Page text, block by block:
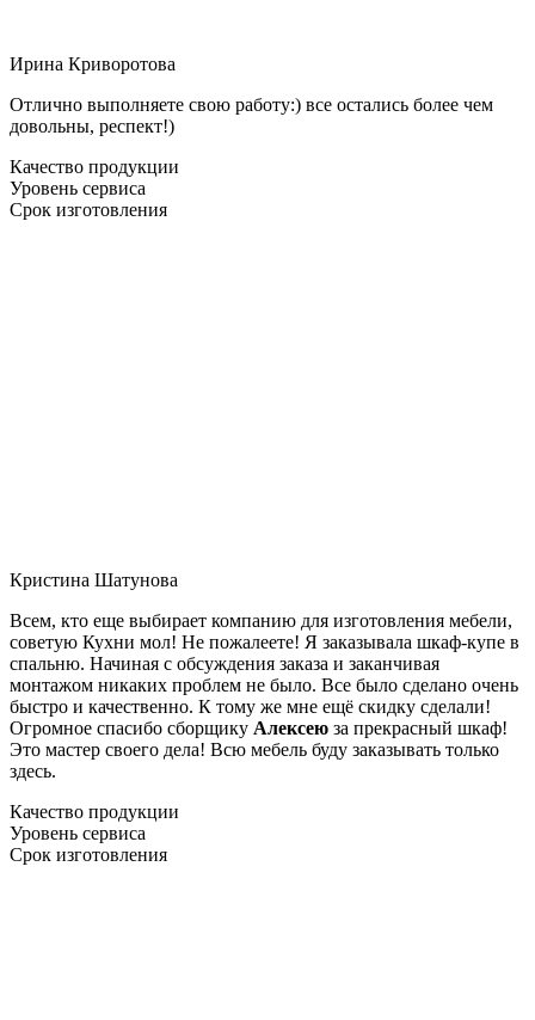
Ирина Криворотова
Отлично выполняете свою работу:) все остались более чем
довольны, респект!)
Качество продукции
Уровень сервиса
Срок изготовления
Кристина Шатунова
Всем, кто еще выбирает компанию для изготовления мебели,
советую Кухни мол! Не пожалеете! Я заказывала шкаф-купе в
спальню. Начиная с обсуждения заказа и заканчивая
монтажом никаких проблем не было. Все было сделано очень
быстро и качественно. К тому же мне ещё скидку сделали!
Огромное спасибо сборщику Алексею за прекрасный шкаф!
Это мастер своего дела! Всю мебель буду заказывать только
здесь.
Качество продукции
Уровень сервиса
Срок изготовления